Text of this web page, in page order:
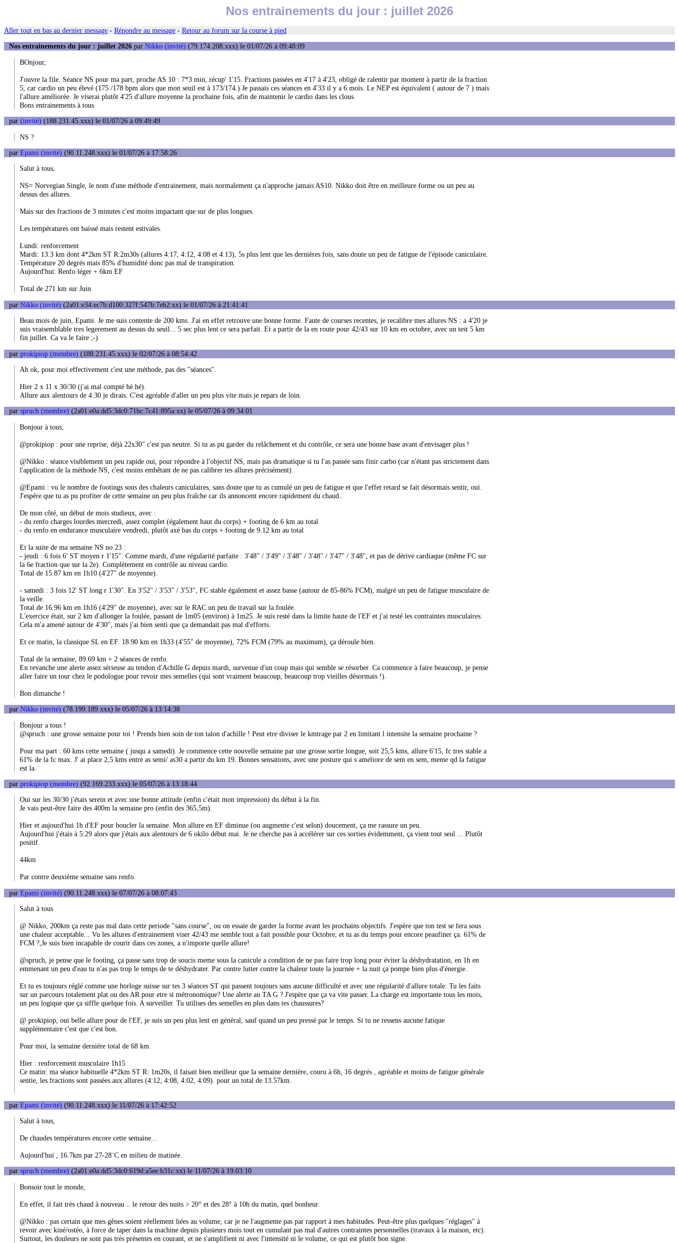
Nos entrainements du jour : juillet 2026
Aller tout en bas au dernier message - Répondre au message - Retour au forum sur la course à pied
Nos entrainements du jour : juillet 2026 par Nikko (invité) (79.174.208.xxx) le 01/07/26 à 09:48:09
BOnjour,
J'ouvre la file. Séance NS pour ma part, proche AS 10 : 7*3 min, récup' 1'15. Fractions passées en 4'17 à 4'23, obligé de ralentir par moment à partir de la fraction
5, car cardio un peu élevé (175 /178 bpm alors que mon seuil est à 173/174.) Je passais ces séances en 4'33 il y a 6 mois. Le NEP est équivalent ( autour de 7 ) mais
l'allure améliorée. Je viserai plutôt 4'25 d'allure moyenne la prochaine fois, afin de maintenir le cardio dans les clous.
Bons entrainements à tous
par (invité) (188.231.45.xxx) le 01/07/26 à 09:49:49
NS ?
par Epami (invité) (90.11.248.xxx) le 01/07/26 à 17:58:26
Salut à tous,
NS= Norvegian Single, le nom d'une méthode d'entrainement, mais normalement ça n'approche jamais AS10. Nikko doit être en meilleure forme ou un peu au
dessus des allures.
Mais sur des fractions de 3 minutes c'est moins impactant que sur de plus longues.
Les températures ont baissé mais restent estivales.
Lundi: renforcement
Mardi: 13.3 km dont 4*2km ST R:2m30s (allures 4:17, 4:12, 4:08 et 4:13), 5s plus lent que les dernières fois, sans doute un peu de fatigue de l'épisode caniculaire.
Température 20 degrés mais 85% d'humidité donc pas mal de transpiration.
Aujourd'hui: Renfo léger + 6km EF
Total de 271 km sur Juin
par Nikko (invité) (2a01:e34:ec7b:d100:327f:547b:7eb2:xx) le 01/07/26 à 21:41:41
Beau mois de juin, Epami. Je me suis contente de 200 kms. J'ai en effet retrouve une bonne forme. Faute de courses recentes, je recalibre mes allures NS : a 4'20 je
suis vraisemblable tres legerement au dessus du seuil... 5 sec plus lent ce sera parfait. Et a partir de la en route pour 42/43 sur 10 km en octobre, avec un test 5 km
fin juillet. Ca va le faire ;-)
par prokipiop (membre) (188.231.45.xxx) le 02/07/26 à 08:54:42
Ah ok, pour moi effectivement c'est une méthode, pas des "séances".
Hier 2 x 11 x 30/30 (j'ai mal compté hé hé).
Allure aux alentours de 4:30 je dirais. C'est agréable d'aller un peu plus vite mais je repars de loin.
par spruch (membre) (2a01:e0a:dd5:3dc0:71bc:7c41:895a:xx) le 05/07/26 à 09:34:01
Bonjour à tous,
@prokipiop : pour une reprise, déjà 22x30" c'est pas neutre. Si tu as pu garder du relâchement et du contrôle, ce sera une bonne base avant d'envisager plus !
@Nikko : séance visiblement un peu rapide oui, pour répondre à l'objectif NS, mais pas dramatique si tu l'as passée sans finir carbo (car n'étant pas strictement dans
l'application de la méthode NS, c'est moins embêtant de ne pas calibrer tes allures précisément).
@Epami : vu le nombre de footings sous des chaleurs caniculaires, sans doute que tu as cumulé un peu de fatigue et que l'effet retard se fait désormais sentir, oui.
J'espère que tu as pu profiter de cette semaine un peu plus fraîche car ils annoncent encore rapidement du chaud..
De mon côté, un début de mois studieux, avec :
- du renfo charges lourdes mercredi, assez complet (également haut du corps) + footing de 6 km au total
- du renfo en endurance musculaire vendredi, plutôt axé bas du corps + footing de 9.12 km au total
Et la suite de ma semaine NS no 23 :
- jeudi : 6 fois 6' ST moyen r 1'15". Comme mardi, d'une régularité parfaite : 3'48" / 3'49" / 3'48" / 3'48" / 3'47" / 3'48", et pas de dérive cardiaque (même FC sur
la 6e fraction que sur la 2e). Complètement en contrôle au niveau cardio.
Total de 15.87 km en 1h10 (4'27" de moyenne).
- samedi : 3 fois 12' ST long r 1'30". En 3'52" / 3'53" / 3'53", FC stable également et assez basse (autour de 85-86% FCM), malgré un peu de fatigue musculaire de
la veille.
Total de 16.96 km en 1h16 (4'29" de moyenne), avec sur le RAC un peu de travail sur la foulée.
L'exercice était, sur 2 km d'allonger la foulée, passant de 1m05 (environ) à 1m25. Je suis resté dans la limite haute de l'EF et j'ai testé les contraintes musculaires.
Cela m'a amené autour de 4'30", mais j'ai bien senti que ça demandait pas mal d'efforts.
Et ce matin, la classique SL en EF. 18.90 km en 1h33 (4'55" de moyenne), 72% FCM (79% au maximum), ça déroule bien.
Total de la semaine, 89.69 km + 2 séances de renfo.
En revanche une alerte assez sérieuse au tendon d'Achille G depuis mardi, survenue d'un coup mais qui semble se résorber. Ca commence à faire beaucoup, je pense
aller faire un tour chez le podologue pour revoir mes semelles (qui sont vraiment beaucoup, beaucoup trop vieilles désormais !).
Bon dimanche !
par Nikko (invité) (78.199.189.xxx) le 05/07/26 à 13:14:38
Bonjour a tous !
@spruch : une grosse semaine pour toi ! Prends bien soin de ton talon d'achille ! Peut etre diviser le kmtrage par 2 en limitant l intensite la semaine prochaine ?
Pour ma part : 60 kms cette semaine ( jusqu a samedi). Je commence cette nouvelle semaine par une grosse sortie longue, soit 25,5 kms, allure 6'15, fc tres stable a
61% de la fc max. J' ai place 2,5 kms entre as semi/ as30 a partir du km 19. Bonnes sensations, avec une posture qui s ameliore de sem en sem, meme qd la fatigue
est la.
par prokipiop (membre) (92.169.233.xxx) le 05/07/26 à 13:18:44
Oui sur les 30/30 j'étais serein et avec une bonne attitude (enfin c'était mon impression) du début à la fin.
Je vais peut-être faire des 400m la semaine pro (enfin des 365,5m).
Hier et aujourd'hui 1h d'EF pour boucler la semaine. Mon allure en EF diminue (ou augmente c'est selon) doucement, ça me rassure un peu.
Aujourd'hui j'étais à 5:29 alors que j'étais aux alentours de 6 okilo début mai. Je ne cherche pas à accélérer sur ces sorties évidemment, ça vient tout seul ... Plutôt
positif.
44km
Par contre deuxième semaine sans renfo.
par Epami (invité) (90.11.248.xxx) le 07/07/26 à 08:07:43
Salut à tous
@ Nikko, 200km ça reste pas mal dans cette periode "sans course", ou on essaie de garder la forme avant les prochains objectifs. J'espère que ton test se fera sous
une chaleur acceptable... Vu les allures d'entrainement viser 42/43 me semble tout a fait possible pour Octobre, et tu as du temps pour encore peaufiner ça. 61% de
FCM ?,Je suis bien incapable de courir dans ces zones, a n'importe quelle allure!
@spruch, je pense que le footing, ça passe sans trop de soucis meme sous la canicule a condition de ne pas faire trop long pour éviter la déshydratation, en 1h en
emmenant un peu d'eau tu n'as pas trop le temps de te déshydrater. Par contre lutter contre la chaleur toute la journée + la nuit ça pompe bien plus d'énergie.
Et tu es toujours réglé comme une horloge suisse sur tes 3 séances ST qui passent toujours sans aucune difficulté et avec une régularité d'allure totale. Tu les faits
sur un parcours totalement plat ou des AR pour etre si métronomique? Une alerte au TA G ? J'espère que ça va vite passer. La charge est importante tous les mois,
un peu logique que ça siffle quelque fois. A surveiller. Tu utilises des semelles en plus dans tes chaussures?
@ prokipiop, oui belle allure pour de l'EF, je suis un peu plus lent en général, sauf quand un peu pressé par le temps. Si tu ne ressens aucune fatique
supplémentaire c'est que c'est bon.
Pour moi, la semaine dernière total de 68 km.
Hier : renforcement musculaire 1h15
Ce matin: ma séance habituelle 4*2km ST R: 1m20s, il faisait bien meilleur que la semaine dernière, couru à 6h, 16 degrés , agréable et moins de fatigue générale
sentie, les fractions sont passées aux allures (4:12, 4:08, 4:02, 4:09). pour un total de 13.57km.
par Epami (invité) (90.11.248.xxx) le 11/07/26 à 17:42:52
Salut à tous,
De chaudes températures encore cette semaine...
Aujourd'hui , 16.7km par 27-28¨C en milieu de matinée.
par spruch (membre) (2a01:e0a:dd5:3dc0:619d:a5ee:b31c:xx) le 11/07/26 à 19:03:10
Bonsoir tout le monde,
En effet, il fait très chaud à nouveau .. le retour des nuits > 20° et des 28° à 10h du matin, quel bonheur.
@Nikko : pas certain que mes gênes soient réellement liées au volume, car je ne l'augmente pas par rapport à mes habitudes. Peut-être plus quelques "réglages" à
revoir avec kiné/ostéo, à force de taper dans la machine depuis plusieurs mois tout en cumulant pas mal d'autres contraintes personnelles (travaux à la maison, etc).
Surtout, les douleurs ne sont pas très présentes en courant, et ne s'amplifient ni avec l'intensité ni le volume, ce qui est plutôt bon signe.